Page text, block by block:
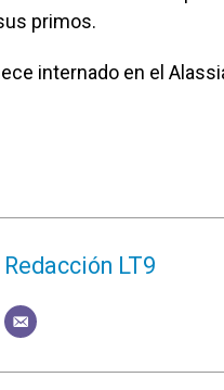
primos.
internado en el
Redacción LT9